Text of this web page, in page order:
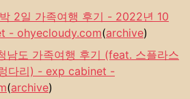
2일 가족여행 후기 - 2022년 10
- ohyecloudy.com(archive)
남도 가족여행 후기 (feat. 스플라스
다리) - exp cabinet -
(archive)